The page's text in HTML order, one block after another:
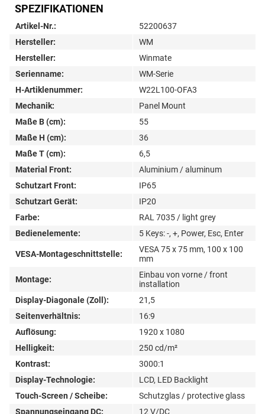
SPEZIFIKATIONEN
Artikel-Nr.:
52200637
Hersteller:
WM
Hersteller:
Winmate
Serienname:
WM-Serie
H-Artiklenummer:
W22L100-OFA3
Mechanik:
Panel Mount
Maße B (cm):
55
Maße H (cm):
36
Maße T (cm):
6,5
Material Front:
Aluminium / aluminum
Schutzart Front:
IP65
Schutzart Gerät:
IP20
Farbe:
RAL 7035 / light grey
Bedienelemente:
5 Keys: -, +, Power, Esc, Enter
VESA-Montageschnittstelle:
VESA 75 x 75 mm, 100 x 100
mm
Montage:
Einbau von vorne / front
installation
Display-Diagonale (Zoll):
21,5
Seitenverhältnis:
16:9
Auflösung:
1920 x 1080
Helligkeit:
250 cd/m²
Kontrast:
3000:1
Display-Technologie:
LCD, LED Backlight
Touch-Screen / Scheibe:
Schutzglas / protective glass
Spannungseingang DC:
12 V/DC